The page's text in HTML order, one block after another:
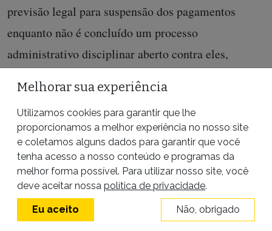
previsão legal para suspensão dos pagamentos
enquanto não é concluído um processo
administrativo disciplinar aberto contra eles,
A pasta alegou que não poderia fornecer as
informações citando cinco leis (Lei Federal nº
13.869/2019 – Lei de Abuso de Autoridade –, Lei
Federal 8.112/1990, Lei Federal nº 9.784/1999, Lei
nº 8.906/1994, Lei Complementar Estadual nº
491/2010) e o enunciado nº 14/16 da
Melhorar sua experiência
Utilizamos cookies para garantir que lhe
proporcionamos a melhor experiência no nosso site
e coletamos alguns dados para garantir que você
tenha acesso a nosso conteúdo e programas da
melhor forma possível. Para utilizar nosso site, você
deve aceitar nossa política de privacidade.
Eu aceito Não, obrigado